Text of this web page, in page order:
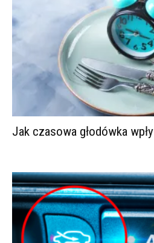
Jak czasowa głodówka